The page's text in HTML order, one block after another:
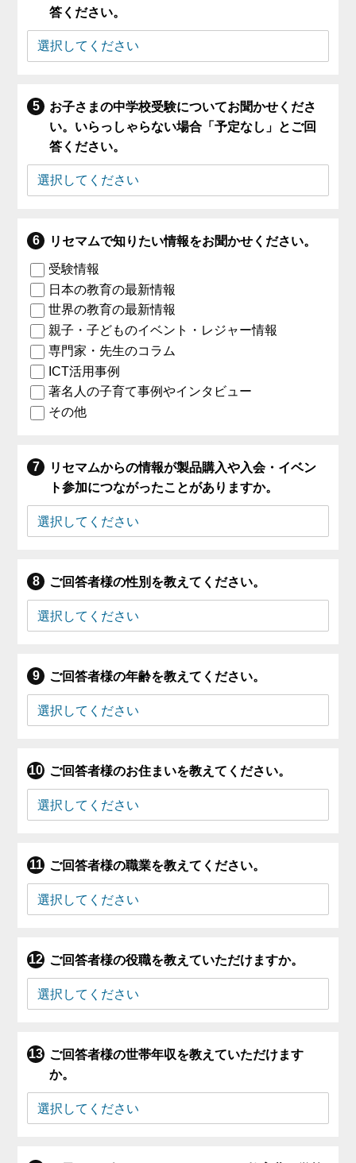
答ください。
お子さまの中学校受験についてお聞かせくださ
い。いらっしゃらない場合「予定なし」とご回
答ください。
リセマムで知りたい情報をお聞かせください。
受験情報
日本の教育の最新情報
世界の教育の最新情報
親子・子どものイベント・レジャー情報
専門家・先生のコラム
ICT活用事例
著名人の子育て事例やインタビュー
その他
リセマムからの情報が製品購入や入会・イベン
ト参加につながったことがありますか。
ご回答者様の性別を教えてください。
ご回答者様の年齢を教えてください。
ご回答者様のお住まいを教えてください。
ご回答者様の職業を教えてください。
ご回答者様の役職を教えていただけますか。
ご回答者様の世帯年収を教えていただけます
か。